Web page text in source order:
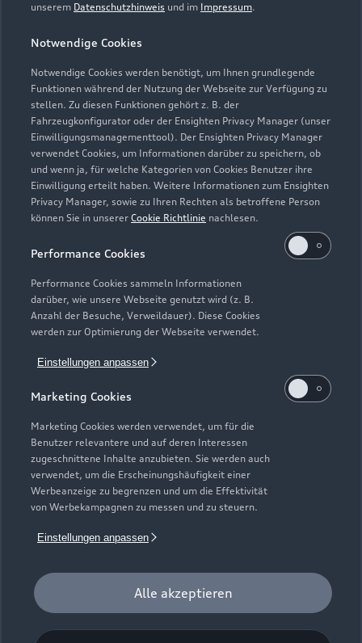
unserem Datenschutzhinweis und im Impressum.
Notwendige Cookies
Notwendige Cookies werden benötigt, um Ihnen grundlegende
Funktionen während der Nutzung der Webseite zur Verfügung zu
stellen. Zu diesen Funktionen gehört z. B. der
Fahrzeugkonfigurator oder der Ensighten Privacy Manager (unser
Einwilligungsmanagementtool). Der Ensighten Privacy Manager
verwendet Cookies, um Informationen darüber zu speichern, ob
und wenn ja, für welche Kategorien von Cookies Benutzer ihre
Einwilligung erteilt haben. Weitere Informationen zum Ensighten
Privacy Manager, sowie zu Ihren Rechten als betroffene Person
können Sie in unserer Cookie Richtlinie nachlesen.
Performance Cookies
Performance Cookies sammeln Informationen
darüber, wie unsere Webseite genutzt wird (z. B.
Anzahl der Besuche, Verweildauer). Diese Cookies
werden zur Optimierung der Webseite verwendet.
Einstellungen anpassen
Marketing Cookies
Marketing Cookies werden verwendet, um für die
Benutzer relevantere und auf deren Interessen
zugeschnittene Inhalte anzubieten. Sie werden auch
verwendet, um die Erscheinungshäufigkeit einer
Werbeanzeige zu begrenzen und um die Effektivität
von Werbekampagnen zu messen und zu steuern.
Einstellungen anpassen
Alle akzeptieren
Zurück nach oben
Modelle
Elektromodelle
Plug-in-Hybride
Neuwagensuche
Gebrauchtwagensuche
Geschäftskunden
Service & Zubehör
Saisonale Angebote
Audi Services
Garantie
Audi digital services
myAudi
Support
Audi Code
Häufige Fragen (FAQ)
Audi Online Beratung
Online-Terminvereinbarung
Servicekontakt
Bordbuch & Bedienungsanleitungen
Verträge kündigen
Über Audi
Unternehmen
Karriere
Investor Relations
Audi erleben
© 2026 AUDI AG. Alle Rechte vorbehalten
Impressum Rechtliches
Cookie-Richtlinie
Digital Services Act
EU Data Act